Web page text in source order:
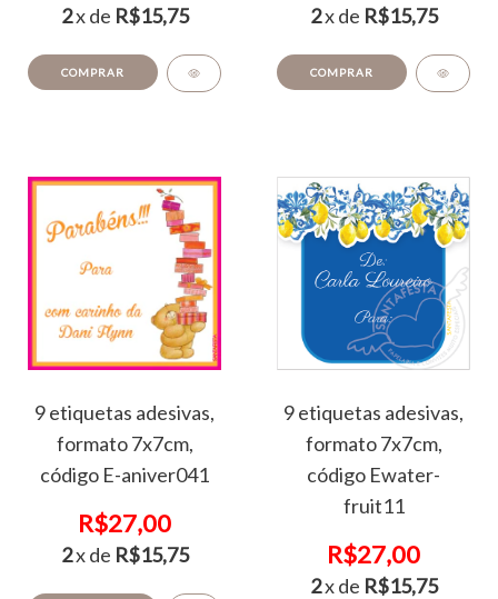
2x de R$15,75
COMPRAR
2x de R$15,75
COMPRAR
9 etiquetas adesivas,
formato 7x7cm,
código E-aniver041
R$27,00
2x de R$15,75
9 etiquetas adesivas,
formato 7x7cm,
código Ewater-
fruit11
R$27,00
2x de R$15,75